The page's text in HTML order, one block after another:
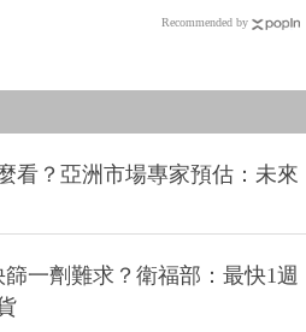
Recommended by
看？亞洲市場專家預估：未來
一劑難求？衛福部：最快1週